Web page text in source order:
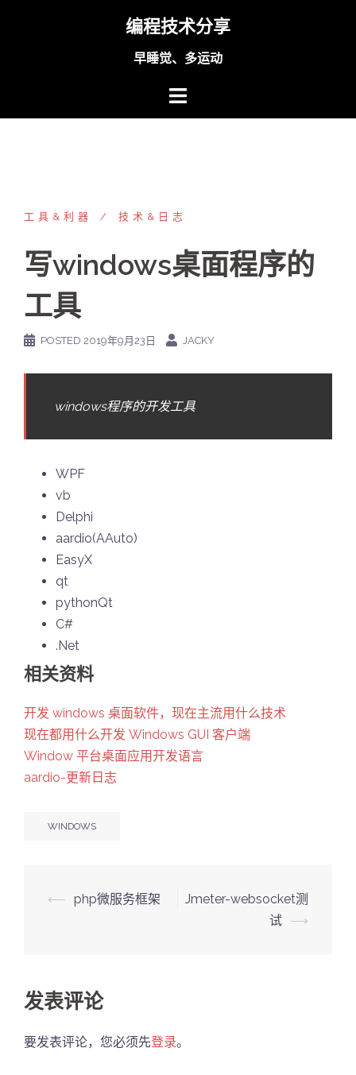
编程技术分享
早睡觉、多运动
工具&利器 技术&日志
写windows桌面程序的
工具
POSTED 2019年9月23日 JACKY
windows程序的开发工具
WPF
vb
Delphi
aardio(AAuto)
EasyX
qt
pythonQt
C#
.Net
相关资料
开发 windows 桌面软件，现在主流用什么技术
现在都用什么开发 Windows GUI 客户端
Window 平台桌面应用开发语言
aardio-更新日志
WINDOWS
Post
⟵ php微服务框架
Jmeter-websocket测
试 ⟶
发表评论
要发表评论，您必须先登录。